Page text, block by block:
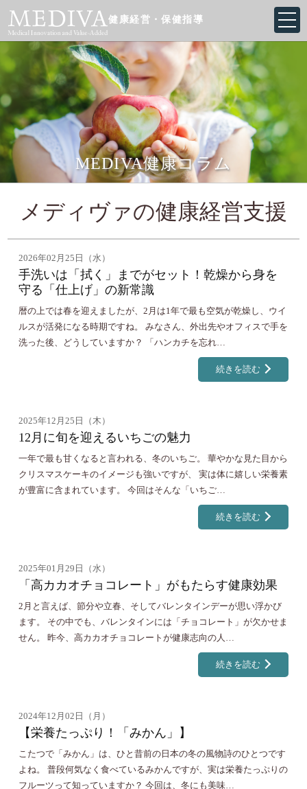
健康経営・保健指導
MEDIVA健康コラム
メディヴァの健康経営支援
2026年02月25日（水）
手洗いは「拭く」までがセット！乾燥から身を
守る「仕上げ」の新常識
暦の上では春を迎えましたが、2月は1年で最も空気が乾燥し、ウイ
ルスが活発になる時期ですね。 みなさん、外出先やオフィスで手を
洗った後、どうしていますか？ 「ハンカチを忘れ…
続きを読む
2025年12月25日（木）
12月に旬を迎えるいちごの魅力
一年で最も甘くなると言われる、冬のいちご。 華やかな見た目から
クリスマスケーキのイメージも強いですが、 実は体に嬉しい栄養素
が豊富に含まれています。 今回はそんな「いちご…
続きを読む
2025年01月29日（水）
「高カカオチョコレート」がもたらす健康効果
2月と言えば、節分や立春、そしてバレンタインデーが思い浮かび
ます。 その中でも、バレンタインには「チョコレート」が欠かせま
せん。 昨今、高カカオチョコレートが健康志向の人…
続きを読む
2024年12月02日（月）
【栄養たっぷり！「みかん」】
こたつで「みかん」は、ひと昔前の日本の冬の風物詩のひとつです
よね。 普段何気なく食べているみかんですが、実は栄養たっぷりの
フルーツって知っていますか？ 今回は、冬にも美味…